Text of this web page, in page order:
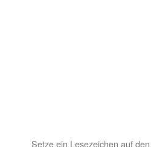
Setze ein Lesezeichen auf